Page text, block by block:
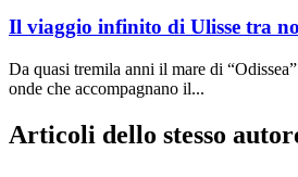
Il viaggio infinito di Ulisse tra
Da quasi tremila anni il mare di
onde che accompagnano il...
Articoli dello stesso